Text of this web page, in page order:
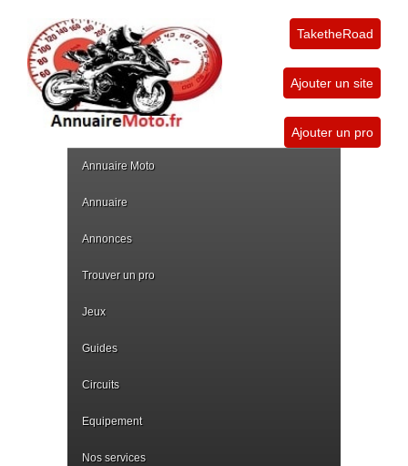
TaketheRoad
Ajouter un site
Ajouter un pro
Annuaire Moto
Annuaire
Annonces
Trouver un pro
Jeux
Guides
Circuits
Equipement
Nos services